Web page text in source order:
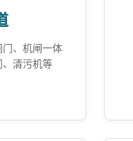
、机闸一体
、清污机等